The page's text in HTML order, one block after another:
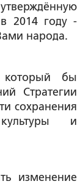
2014 году -
народа.
который бы
Стратегии
сохранения
и
изменение